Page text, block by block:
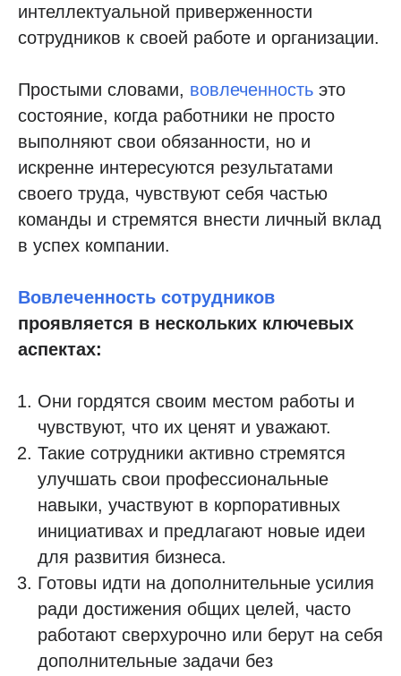
интеллектуальной приверженности
сотрудников к своей работе и организации.
Простыми словами, вовлеченность это
состояние, когда работники не просто
выполняют свои обязанности, но и
искренне интересуются результатами
своего труда, чувствуют себя частью
команды и стремятся внести личный вклад
в успех компании.
Вовлеченность сотрудников
проявляется в нескольких ключевых
аспектах:
Они гордятся своим местом работы и
чувствуют, что их ценят и уважают.
Такие сотрудники активно стремятся
улучшать свои профессиональные
навыки, участвуют в корпоративных
инициативах и предлагают новые идеи
для развития бизнеса.
Готовы идти на дополнительные усилия
ради достижения общих целей, часто
работают сверхурочно или берут на себя
дополнительные задачи без